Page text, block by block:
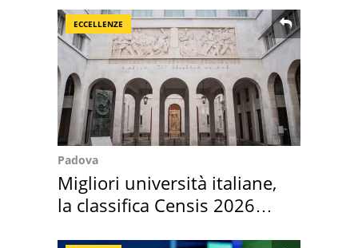
ECCELLENZE
Padova
Migliori università italiane,
la classifica Censis 2026